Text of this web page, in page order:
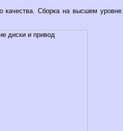
качества. Сборка на высшем